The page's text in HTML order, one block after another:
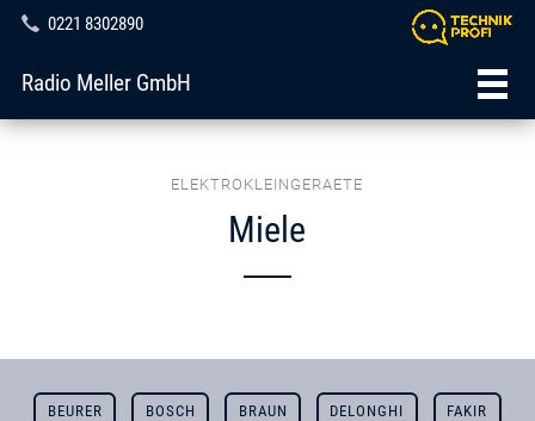
0221 8302890
Radio Meller GmbH
ELEKTROKLEINGERAETE
Miele
BEURER BOSCH BRAUN DELONGHI FAKIR